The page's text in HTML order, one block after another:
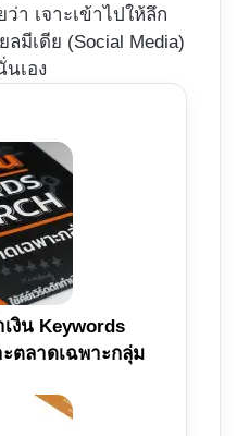
ว่า เจาะเข้าไปให้ลึก
มีเดีย (Social Media)
นเอง
งิน Keywords
ะตลาดเฉพาะกลุ่ม